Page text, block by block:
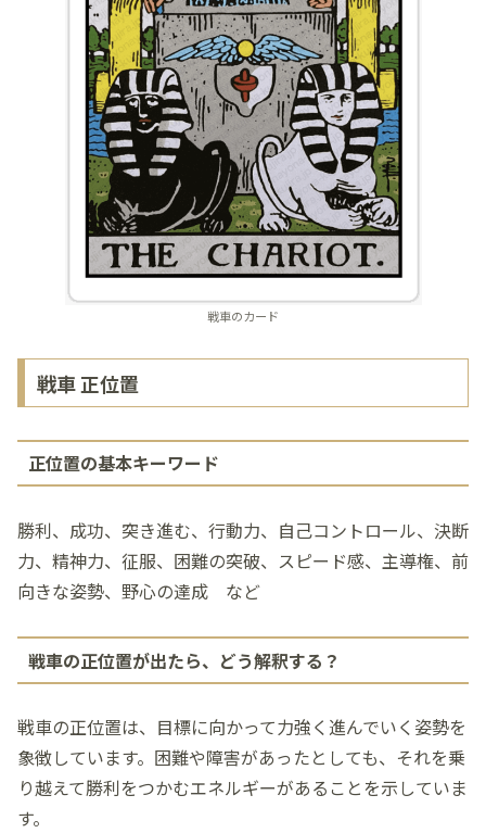
戦車のカード
戦車 正位置
正位置の基本キーワード
勝利、成功、突き進む、行動力、自己コントロール、決断
力、精神力、征服、困難の突破、スピード感、主導権、前
向きな姿勢、野心の達成 など
戦車の正位置が出たら、どう解釈する？
戦車の正位置は、目標に向かって力強く進んでいく姿勢を
象徴しています。困難や障害があったとしても、それを乗
り越えて勝利をつかむエネルギーがあることを示していま
す。